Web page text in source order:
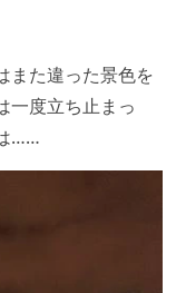
また違った景色を
一度立ち止まっ
……